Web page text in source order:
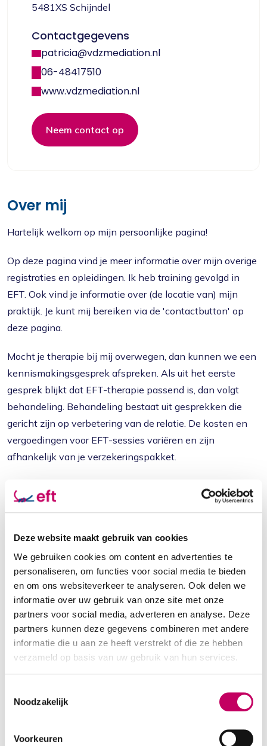
Deze website maakt gebruik van cookies
We gebruiken cookies om content en advertenties te
personaliseren, om functies voor social media te bieden
en om ons websiteverkeer te analyseren. Ook delen we
informatie over uw gebruik van onze site met onze
partners voor social media, adverteren en analyse. Deze
partners kunnen deze gegevens combineren met andere
informatie die u aan ze heeft verstrekt of die ze hebben
verzameld op basis van uw gebruik van hun services.
Noodzakelijk
Voorkeuren
Over mij
Hartelijk welkom op mijn persoonlijke pagina!
Op deze pagina vind je meer informatie over mijn overige
registraties en opleidingen. Ik heb training gevolgd in
EFT. Ook vind je informatie over (de locatie van) mijn
praktijk. Je kunt mij bereiken via de 'contactbutton' op
deze pagina.
Mocht je therapie bij mij overwegen, dan kunnen we een
kennismakingsgesprek afspreken. Als uit het eerste
gesprek blijkt dat EFT-therapie passend is, dan volgt
behandeling. Behandeling bestaat uit gesprekken die
gericht zijn op verbetering van de relatie. De kosten en
vergoedingen voor EFT-sessies variëren en zijn
afhankelijk van je verzekeringspakket.
Heb je vragen of wil je weten of ik je kan helpen? Je kunt
altijd vrijblijvend contact met me opnemen via 'de
Praktische informatie
Leeftijdsgroep *
Volwassen Ouderen
Soort therapie
Mediation
Status
5481XS Schijndel
Contactgegevens
patricia@vdzmediation.nl
06-48417510
www.vdzmediation.nl
Neem contact op